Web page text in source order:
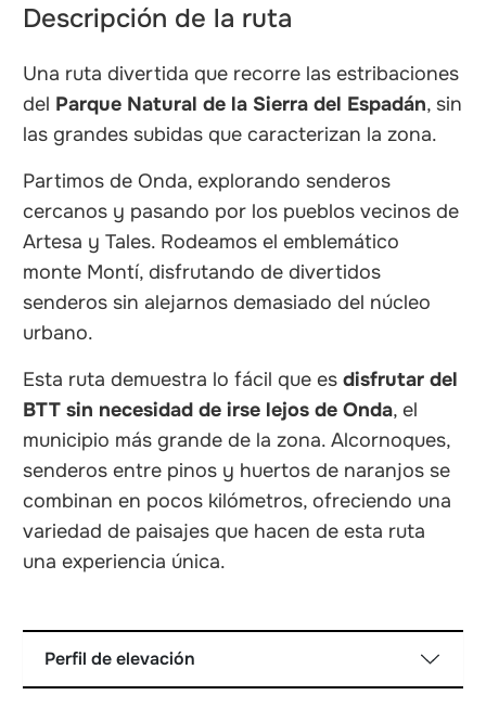
Descripción de la ruta
Una ruta divertida que recorre las estribaciones
del Parque Natural de la Sierra del Espadán, sin
las grandes subidas que caracterizan la zona.
Partimos de Onda, explorando senderos
cercanos y pasando por los pueblos vecinos de
Artesa y Tales. Rodeamos el emblemático
monte Montí, disfrutando de divertidos
senderos sin alejarnos demasiado del núcleo
urbano.
Esta ruta demuestra lo fácil que esdisfrutar del
BTT sin necesidad de irse lejos de Onda, el
municipio más grande de la zona. Alcornoques,
senderos entre pinos y huertos de naranjos se
combinan en pocos kilómetros, ofreciendo una
variedad de paisajes que hacen de esta ruta
una experiencia única.
Perfil de elevación